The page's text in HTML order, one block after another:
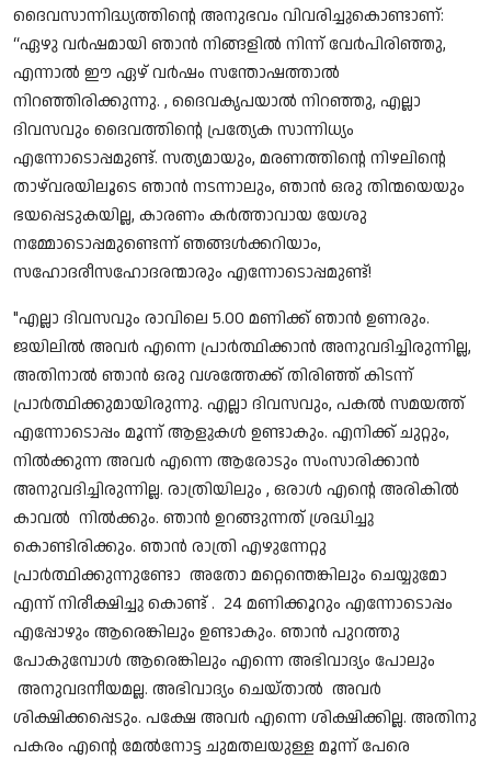
ദൈവസാന്നിദ്ധ്യത്തിൻ്റെ അനുഭവം വിവരിച്ചുകൊണ്ടാണ്:
“ഏഴു വർഷമായി ഞാൻ നിങ്ങളിൽ നിന്ന് വേർപിരിഞ്ഞു,
എന്നാൽ ഈ ഏഴ് വർഷം സന്തോഷത്താൽ
നിറഞ്ഞിരിക്കുന്നു. , ദൈവകൃപയാൽ നിറഞ്ഞു, എല്ലാ
ദിവസവും ദൈവത്തിൻ്റെ പ്രത്യേക സാന്നിധ്യം
എന്നോടൊപ്പമുണ്ട്. സത്യമായും, മരണത്തിൻ്റെ നിഴലിൻ്റെ
താഴ്‌വരയിലൂടെ ഞാൻ നടന്നാലും, ഞാൻ ഒരു തിന്മയെയും
ഭയപ്പെടുകയില്ല, കാരണം കർത്താവായ യേശു
നമ്മോടൊപ്പമുണ്ടെന്ന് ഞങ്ങൾക്കറിയാം,
സഹോദരീസഹോദരന്മാരും എന്നോടൊപ്പമുണ്ട്!
"എല്ലാ ദിവസവും രാവിലെ 5.00 മണിക്ക് ഞാൻ ഉണരും.
ജയിലിൽ അവർ എന്നെ പ്രാർത്ഥിക്കാൻ അനുവദിച്ചിരുന്നില്ല,
അതിനാൽ ഞാൻ ഒരു വശത്തേക്ക് തിരിഞ്ഞ് കിടന്ന്
പ്രാർത്ഥിക്കുമായിരുന്നു. എല്ലാ ദിവസവും, പകൽ സമയത്ത്
എന്നോടൊപ്പം മൂന്ന് ആളുകൾ ഉണ്ടാകും. എനിക്ക് ചുറ്റും,
നിൽക്കുന്ന അവർ എന്നെ ആരോടും സംസാരിക്കാൻ
അനുവദിച്ചിരുന്നില്ല. രാത്രിയിലും , ഒരാൾ എൻ്റെ അരികിൽ
കാവൽ നിൽക്കും. ഞാൻ ഉറങ്ങുന്നത് ശ്രദ്ധിച്ചു
കൊണ്ടിരിക്കും. ഞാൻ രാത്രി എഴുന്നേറ്റു
പ്രാർത്ഥിക്കുന്നുണ്ടോ അതോ മറ്റെന്തെങ്കിലും ചെയ്യുമോ
എന്ന് നിരീക്ഷിച്ചു കൊണ്ട് . 24 മണിക്കൂറും എന്നോടൊപ്പം
എപ്പോഴും ആരെങ്കിലും ഉണ്ടാകും. ഞാൻ പുറത്തു
പോകുമ്പോൾ ആരെങ്കിലും എന്നെ അഭിവാദ്യം പോലും
അനുവദനീയമല്ല. അഭിവാദ്യം ചെയ്താൽ അവർ
ശിക്ഷിക്കപ്പെടും. പക്ഷേ അവർ എന്നെ ശിക്ഷിക്കില്ല. അതിനു
പകരം എൻ്റെ മേൽനോട്ട ചുമതലയുള്ള മൂന്ന് പേരെ